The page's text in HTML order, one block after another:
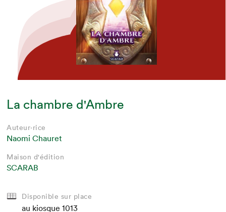
La chambre d'Ambre
Auteur·rice
Naomi Chauret
Maison d'édition
SCARAB
Disponible sur place
au kiosque 1013